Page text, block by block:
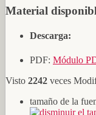
Material
Descarga:
PDF: Módulo
Visto 2242 veces
tamaño de la